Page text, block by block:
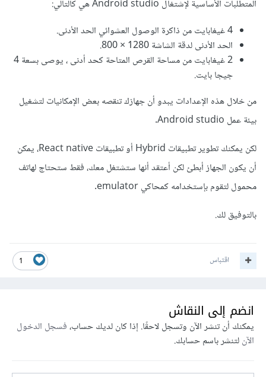
المتطلبات الأساسية لإشتغال Android studio هي كالتالي:
4 غيغابايت من ذاكرة الوصول العشوائي الحد الأدنى.
الحد الأدنى لدقة الشاشة 1280 × 800.
2 غيغابايت من مساحة القرص المتاحة كحد أدنى ، يوصى بسعة 4
جيجا بايت.
من خلال هذه الإعدادات يبدو أن جهازك تنقصه بعض الإمكانيات لتشغيل
بيئة عمل Android studio.
لكن يمكنك تطوير تطبيقات Hybrid أو تطبيقات React native، يمكن
أن يكون الجهاز أبطئ لكن أعتقد أنها ستشتغل معك، فقط ستحتاج لهاتف
محمول لتقوم بإستخدامه كمحاكي emulator.
بالتوفيق لك.
1 اقتباس
انضم إلى النقاش
يمكنك أن تنشر الآن وتسجل لاحقًا. إذا كان لديك حساب،فسجل الدخول
الآنلتنشر باسم حسابك.